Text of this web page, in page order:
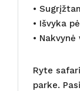
•
• Išvyka
•
Ryte
parke.